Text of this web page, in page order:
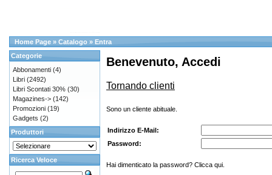
Home Page » Catalogo » Entra
Benevenuto, Accedi
Tornando clienti
Sono un cliente abituale.
Indirizzo E-Mail:
Password:
Hai dimenticato la password? Clicca qui.
Categorie
Abbonamenti (4)
Libri (2492)
Libri Scontati 30% (30)
Magazines-> (142)
Promozioni (19)
Gadgets (2)
Produttori
Ricerca Veloce